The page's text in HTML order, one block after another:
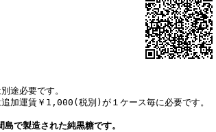
途必要です。
加運賃￥1,000(税別)が１ケース毎に必要です。
で製造された純黒糖です。